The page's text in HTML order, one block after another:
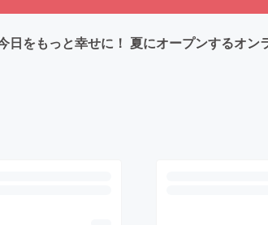
をもっと幸せに！ 夏にオープンするオン